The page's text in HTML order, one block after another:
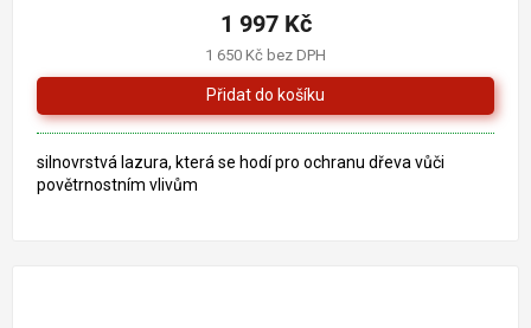
produktu
je
4,5
z
5
hvězdiček.
1 650 Kč bez DPH
1 997 Kč
silnovrstvá lazura, která se hodí pro ochranu dřeva vůči
povětrnostním vlivům